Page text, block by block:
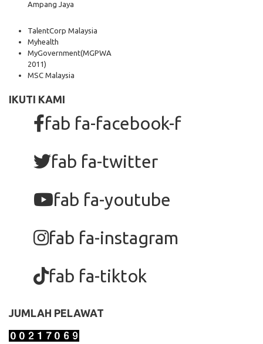
Ampang Jaya
TalentCorp Malaysia
Myhealth
MyGovernment(MGPWA
2011)
MSC Malaysia
IKUTI KAMI
fab fa-facebook-f
fab fa-twitter
fab fa-youtube
fab fa-instagram
fab fa-tiktok
JUMLAH PELAWAT